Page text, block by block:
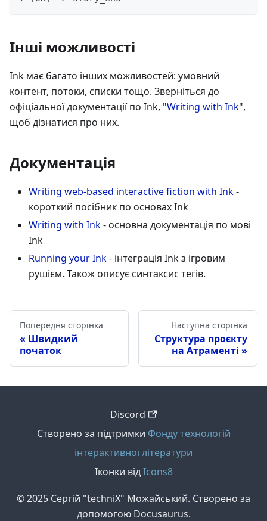
Інші можливості
Ink має багато інших можливостей: умовний
контент, потоки, списки тощо. Зверніться до
офіціальної документації по Ink, "Writing with Ink",
щоб дізнатися про них.
Документація
Writing web-based interactive fiction with Ink-
короткий посібник по основах Ink
Writing with Ink- основна документація по мові
Ink
Running your Ink- інтеграція Ink з ігровим
рушієм. Також описує синтаксис тегів.
Попередня сторінка
Швидкий
початок
Наступна сторінка
Структура проєкту
на Атраменті
Discord
Створено за підтримки Фонду технологій
інтерактивної літератури
Іконки відIcons8
© 2025 Сергій "techniX" Можайський. Створено за
допомогою Docusaurus.